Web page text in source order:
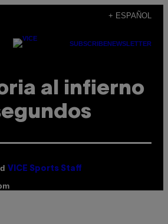
+ ESPAÑOL
SUBSCRIBENEWSLETTER
al infierno
VICE Sports Staff